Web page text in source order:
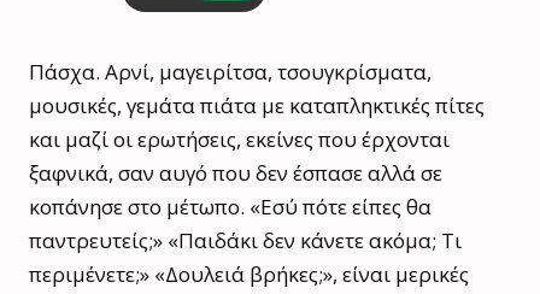
Πάσχα. Αρνί, μαγειρίτσα, τσουγκρίσματα,
μουσικές, γεμάτα πιάτα με καταπληκτικές πίτες
και μαζί οι ερωτήσεις, εκείνες που έρχονται
ξαφνικά, σαν αυγό που δεν έσπασε αλλά σε
κοπάνησε στο μέτωπο. «Εσύ πότε είπες θα
παντρευτείς;» «Παιδάκι δεν κάνετε ακόμα; Τι
περιμένετε;» «Δουλειά βρήκες;», είναι μερικές